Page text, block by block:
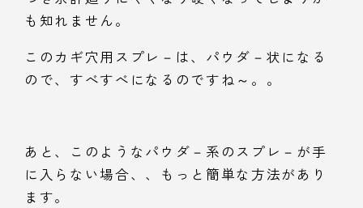
も知れません。
このカギ穴用スプレ－は、パウダ－状になる
ので、すべすべになるのですね～。。
あと、このようなパウダ－系のスプレ－が手
に入らない場合、、もっと簡単な方法があり
ます。